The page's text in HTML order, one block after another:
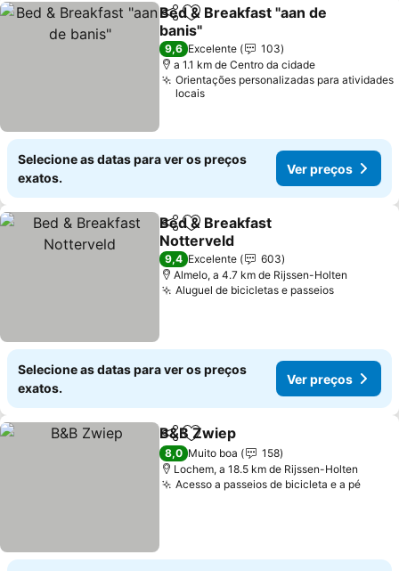
PartilharAdicionar aos favoritos
Bed & Breakfast "aan de
banis"
Ver preços
9,6 Excelente
103
a 1.1 km de Centro da cidade
Orientações personalizadas para atividades
locais
Selecione as datas para ver os preços
exatos.
Ver preços
PartilharAdicionar aos favoritos
Bed & Breakfast
Notterveld
Ver preços
9,4 Excelente
603
Almelo, a 4.7 km de Rijssen-Holten
Aluguel de bicicletas e passeiosVer
Selecione as datas para ver os preços
exatos.
Ver preços
PartilharAdicionar aos favoritos
B&B Zwiep
8,0 Muito boa
158
Lochem, a 18.5 km de Rijssen-Holten
Acesso a passeios de bicicleta e a péVer